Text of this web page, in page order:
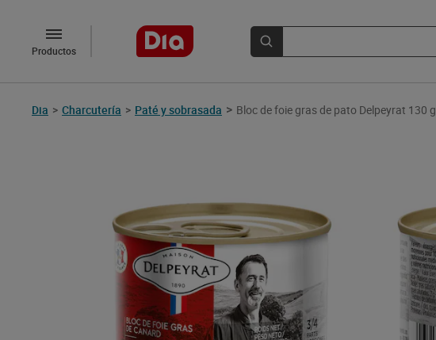
Productos
Dia > Charcutería > Paté y sobrasada > Bloc de foie gras de pato Delpeyrat 130 g